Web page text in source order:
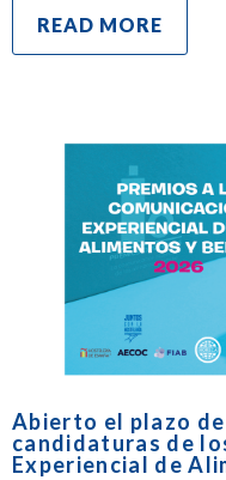
READ MORE
Abierto el plazo
candidaturas de
Experiencial de